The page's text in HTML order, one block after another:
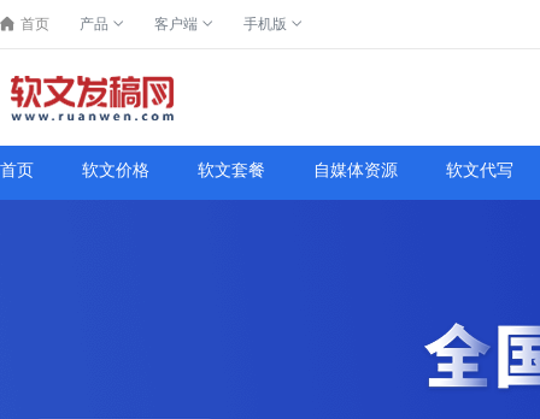
首页 产品 客户端 手机版
首页 软文价格 软文套餐 自媒体资源 软文代写